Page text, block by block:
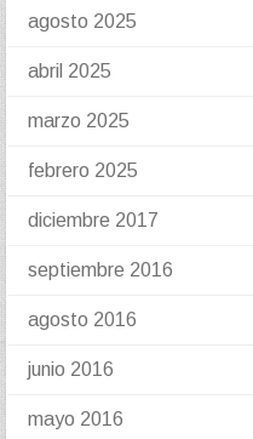
agosto 2025
abril 2025
marzo 2025
febrero 2025
diciembre 2017
septiembre 2016
agosto 2016
junio 2016
mayo 2016